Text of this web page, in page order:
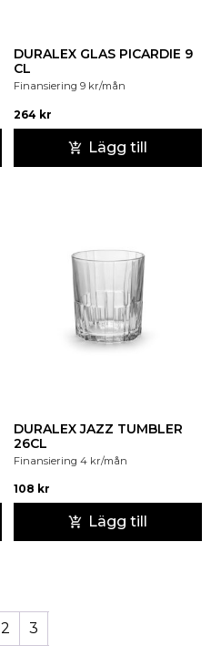
DURALEX GLAS PICARDIE 9
CL
Finansiering 9 kr/mån
264 kr
Lägg till
DURALEX JAZZ TUMBLER
26CL
Finansiering 4 kr/mån
108 kr
Lägg till
2 3